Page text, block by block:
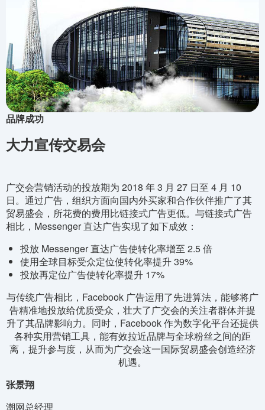
品牌成功
大力宣传交易会
广交会营销活动的投放期为 2018 年 3 月 27 日至 4 月 10
日。通过广告，组织方面向国内外买家和合作伙伴推广了其
贸易盛会，所花费的费用比链接式广告更低。与链接式广告
相比，Messenger 直达广告实现了如下成效：
投放 Messenger 直达广告使转化率增至 2.5 倍
使用全球目标受众定位使转化率提升 39%
投放再定位广告使转化率提升 17%
与传统广告相比，Facebook 广告运用了先进算法，能够将广
告精准地投放给优质受众，壮大了广交会的关注者群体并提
升了其品牌影响力。同时，Facebook 作为数字化平台还提供
各种实用营销工具，能有效拉近品牌与全球粉丝之间的距
离，提升参与度，从而为广交会这一国际贸易盛会创造经济
机遇。
张景翔
潮网总经理